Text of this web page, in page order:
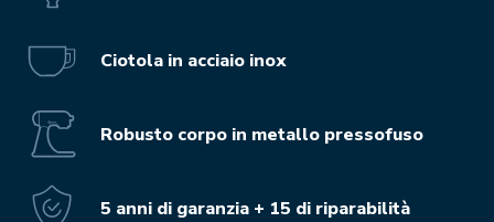
Ciotola in acciaio inox
Robusto corpo in metallo pressofuso
5 anni di garanzia + 15 di riparabilità